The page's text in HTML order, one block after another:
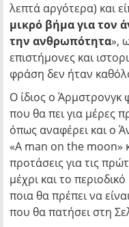
λεπτά αργότερα) και
μικρό βήμα για τον
την ανθρωπότητα»,
επιστήμονες και
φράση δεν ήταν
Ο ίδιος ο Άρμστρονγκ
που θα πει για μέρες
όπως αναφέρει και ο
«A man on the moon»
προτάσεις για τις
μέχρι και το
ποια θα πρέπει να
που θα πατήσει στη